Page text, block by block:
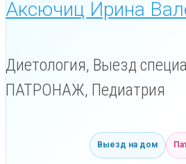
Аксючиц Ирина
Диетология, Выезд
ПАТРОНАЖ, Педиатрия
Выезд на дом